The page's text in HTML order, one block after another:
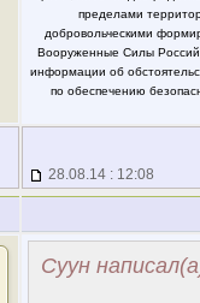
пределами
добровольческими
Вооруженные Силы
информации об
по обеспечению
28.08.14 : 12:08
Суун